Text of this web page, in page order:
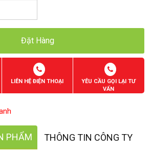
Đặt Hàng
LIÊN HỆ ĐIỆN THOẠI
YÊU CẦU GỌI LẠI TƯ
VẤN
PHẨM THÔNG TIN CÔNG TY